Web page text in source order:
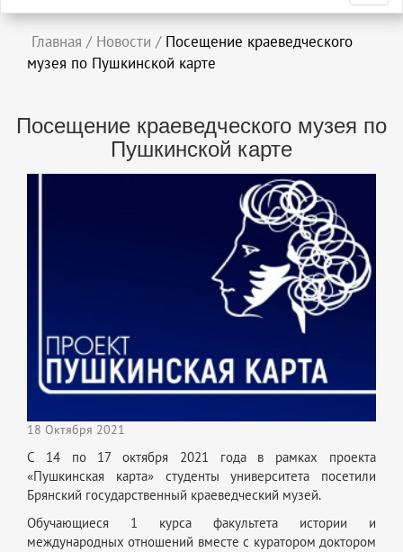
Главная / Новости / Посещение краеведческого
музея по Пушкинской карте
Посещение краеведческого музея по
Пушкинской карте
18 Октября 2021
С 14 по 17 октября 2021 года в рамках проекта
«Пушкинская карта» студенты университета посетили
Брянский государственный краеведческий музей.
Обучающиеся 1 курса факультета истории и
международных отношений вместе с куратором доктором